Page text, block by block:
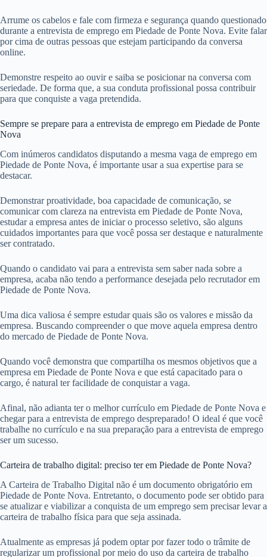
Arrume os cabelos e fale com firmeza e segurança quando questionado
durante a entrevista de emprego em Piedade de Ponte Nova. Evite falar
por cima de outras pessoas que estejam participando da conversa
online.
Demonstre respeito ao ouvir e saiba se posicionar na conversa com
seriedade. De forma que, a sua conduta profissional possa contribuir
para que conquiste a vaga pretendida.
Sempre se prepare para a entrevista de emprego em Piedade de Ponte
Nova
Com inúmeros candidatos disputando a mesma vaga de emprego em
Piedade de Ponte Nova, é importante usar a sua expertise para se
destacar.
Demonstrar proatividade, boa capacidade de comunicação, se
comunicar com clareza na entrevista em Piedade de Ponte Nova,
estudar a empresa antes de iniciar o processo seletivo, são alguns
cuidados importantes para que você possa ser destaque e naturalmente
ser contratado.
Quando o candidato vai para a entrevista sem saber nada sobre a
empresa, acaba não tendo a performance desejada pelo recrutador em
Piedade de Ponte Nova.
Uma dica valiosa é sempre estudar quais são os valores e missão da
empresa. Buscando compreender o que move aquela empresa dentro
do mercado de Piedade de Ponte Nova.
Quando você demonstra que compartilha os mesmos objetivos que a
empresa em Piedade de Ponte Nova e que está capacitado para o
cargo, é natural ter facilidade de conquistar a vaga.
Afinal, não adianta ter o melhor currículo em Piedade de Ponte Nova e
chegar para a entrevista de emprego despreparado! O ideal é que você
trabalhe no currículo e na sua preparação para a entrevista de emprego
ser um sucesso.
Carteira de trabalho digital: preciso ter em Piedade de Ponte Nova?
A Carteira de Trabalho Digital não é um documento obrigatório em
Piedade de Ponte Nova. Entretanto, o documento pode ser obtido para
se atualizar e viabilizar a conquista de um emprego sem precisar levar a
carteira de trabalho física para que seja assinada.
Atualmente as empresas já podem optar por fazer todo o trâmite de
regularizar um profissional por meio do uso da carteira de trabalho